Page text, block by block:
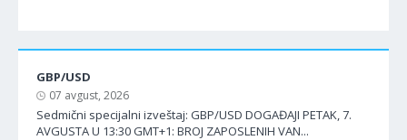
GBP/USD
07 avgust, 2026
Sedmični specijalni izveštaj: GBP/USD DOGAĐAJI PETAK, 7.
AVGUSTA U 13:30 GMT+1: BROJ ZAPOSLENIH VAN...